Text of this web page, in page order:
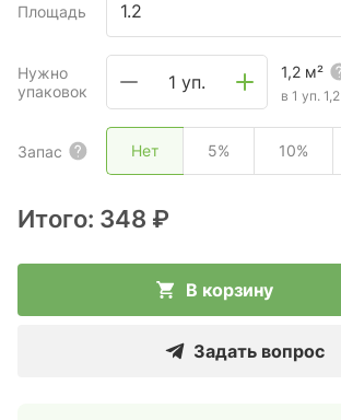
Площадь
Нужно
упаковок
1 уп. 1,2 м²
в 1 уп. 1,2
Запас Нет 5% 10%
Итого: 348 ₽
В корзину
Задать вопрос